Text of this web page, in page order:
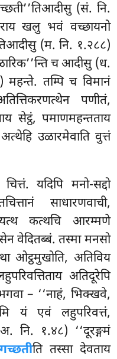
(सं. नि.
खलु भवं वच्छायनो
(म. नि. १.२८८)
चआदीसु (ध.
तम्पि च विमानं
पणीतं,
सेट्ठं, पमाणमहन्तताय
उळारमेवाति वुत्तं
चित्तं. यदिपि मनो-सद्दो
साधारणवाची,
यत्थ कत्थचि आरम्मणे
वेदितब्बं. तस्मा मनसो
ओट्ठमुखोति, अतिविय
अतिदूरेपि
– ‘‘नाहं, भिक्खवे,
यं एवं लहुपरिवत्तं,
नि. १.४८) ‘‘दूरङ्गमं
गच्छतीति तस्सा देवताय